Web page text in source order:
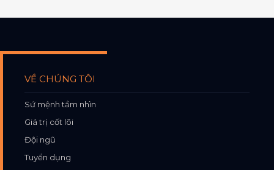
VỀ CHÚNG TÔI
Sứ mệnh tầm nhìn
Giá trị cốt lõi
Đội ngũ
Tuyển dụng